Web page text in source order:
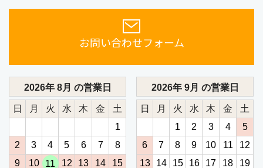
お問い合わせフォーム